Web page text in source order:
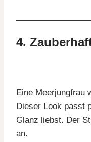
4.
Eine Meerjungfrau
Dieser Look passt
Glanz liebst. Der
an.